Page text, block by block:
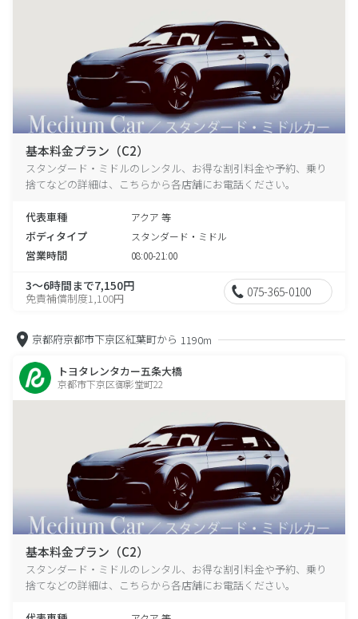
基本料金プラン（C2）
スタンダード・ミドルのレンタル、お得な割引料金や予約、乗り
捨てなどの詳細は、こちらから各店舗にお電話ください。
代表車種 アクア 等
ボディタイプ スタンダード・ミドル
営業時間 08:00-21:00
3～6時間まで7,150円
免責補償制度1,100円 075-365-0100
京都府京都市下京区紅葉町から 1190m
トヨタレンタカー五条大橋
京都市下京区御影堂町22
基本料金プラン（C2）
スタンダード・ミドルのレンタル、お得な割引料金や予約、乗り
捨てなどの詳細は、こちらから各店舗にお電話ください。